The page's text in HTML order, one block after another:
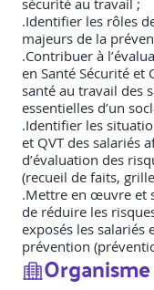
sécurité au travail ;
.Identifier les rôles
majeurs de la
.Contribuer à
en Santé Sécurité et
santé au travail des
essentielles d’un
.Identifier les
et QVT des salariés
d’évaluation des
(recueil de faits,
.Mettre en œuvre et
de réduire les
exposés les salariés
prévention